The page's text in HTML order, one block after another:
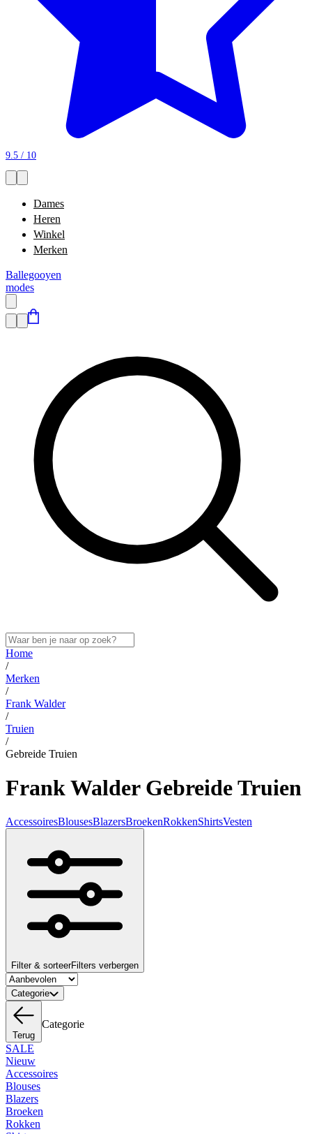
9.5 / 10
Dames
Heren
Winkel
Merken
Ballegooyen
modes
Home
/
Merken
/
Frank Walder
/
Truien
/
Gebreide Truien
Frank Walder Gebreide Truien
AccessoiresBlousesBlazersBroekenRokkenShirtsVesten
Filter & sorteerFilters verbergen
Categorie
Terug
Categorie
SALE
Nieuw
Accessoires
Blouses
Blazers
Broeken
Rokken